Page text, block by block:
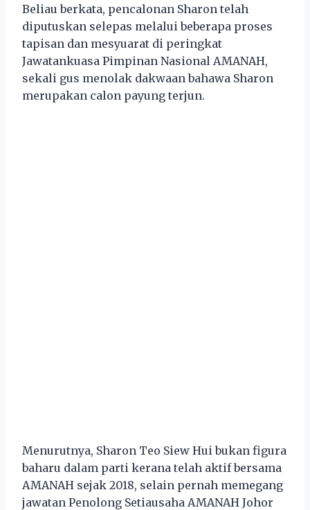
Beliau berkata, pencalonan Sharon telah
diputuskan selepas melalui beberapa proses
tapisan dan mesyuarat di peringkat
Jawatankuasa Pimpinan Nasional AMANAH,
sekali gus menolak dakwaan bahawa Sharon
merupakan calon payung terjun.
Menurutnya, Sharon Teo Siew Hui bukan figura
baharu dalam parti kerana telah aktif bersama
AMANAH sejak 2018, selain pernah memegang
jawatan Penolong Setiausaha AMANAH Johor